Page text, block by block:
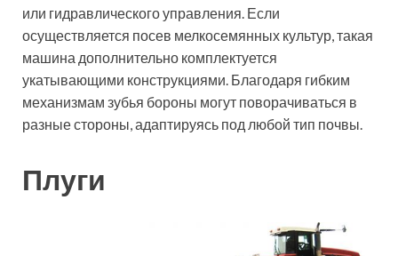
или гидравлического управления. Если
осуществляется посев мелкосемянных культур, такая
машина дополнительно комплектуется
укатывающими конструкциями. Благодаря гибким
механизмам зубья бороны могут поворачиваться в
разные стороны, адаптируясь под любой тип почвы.
Плуги